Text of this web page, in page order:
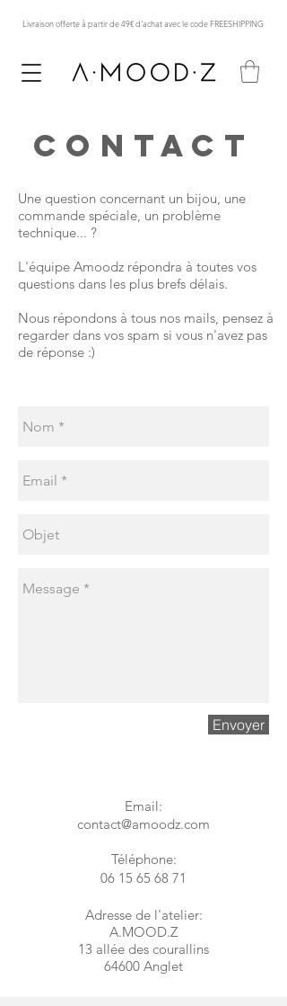
Livraison offerte à partir de 49€ d'achat avec le code FREESHIPPING
CONTACT
Une question concernant un bijou, une
commande spéciale, un problème
technique... ?
L'équipe Amoodz répondra à toutes vos
questions dans les plus brefs délais.
Nous répondons à tous nos mails, pensez à
regarder dans vos spam si vous n'avez pas
de réponse :)
Envoyer
​Email:
contact@amoodz.com
Téléphone:
06 15 65 68 71
Adresse de l'atelier:
A.MOOD.Z
13 allée des courallins
64600 Anglet